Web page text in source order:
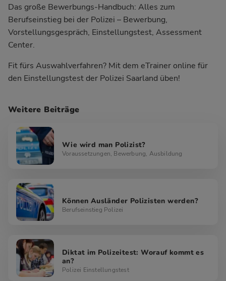
Das große Bewerbungs-Handbuch: Alles zum
Berufseinstieg bei der Polizei – Bewerbung,
Vorstellungsgespräch, Einstellungstest, Assessment
Center.
Fit fürs Auswahlverfahren? Mit dem eTrainer online für
den Einstellungstest der Polizei Saarland üben!
Weitere Beiträge
Wie wird man Polizist?
Voraussetzungen, Bewerbung, Ausbildung
Können Ausländer Polizisten werden?
Berufseinstieg Polizei
Diktat im Polizeitest: Worauf kommt es
an?
Polizei Einstellungstest